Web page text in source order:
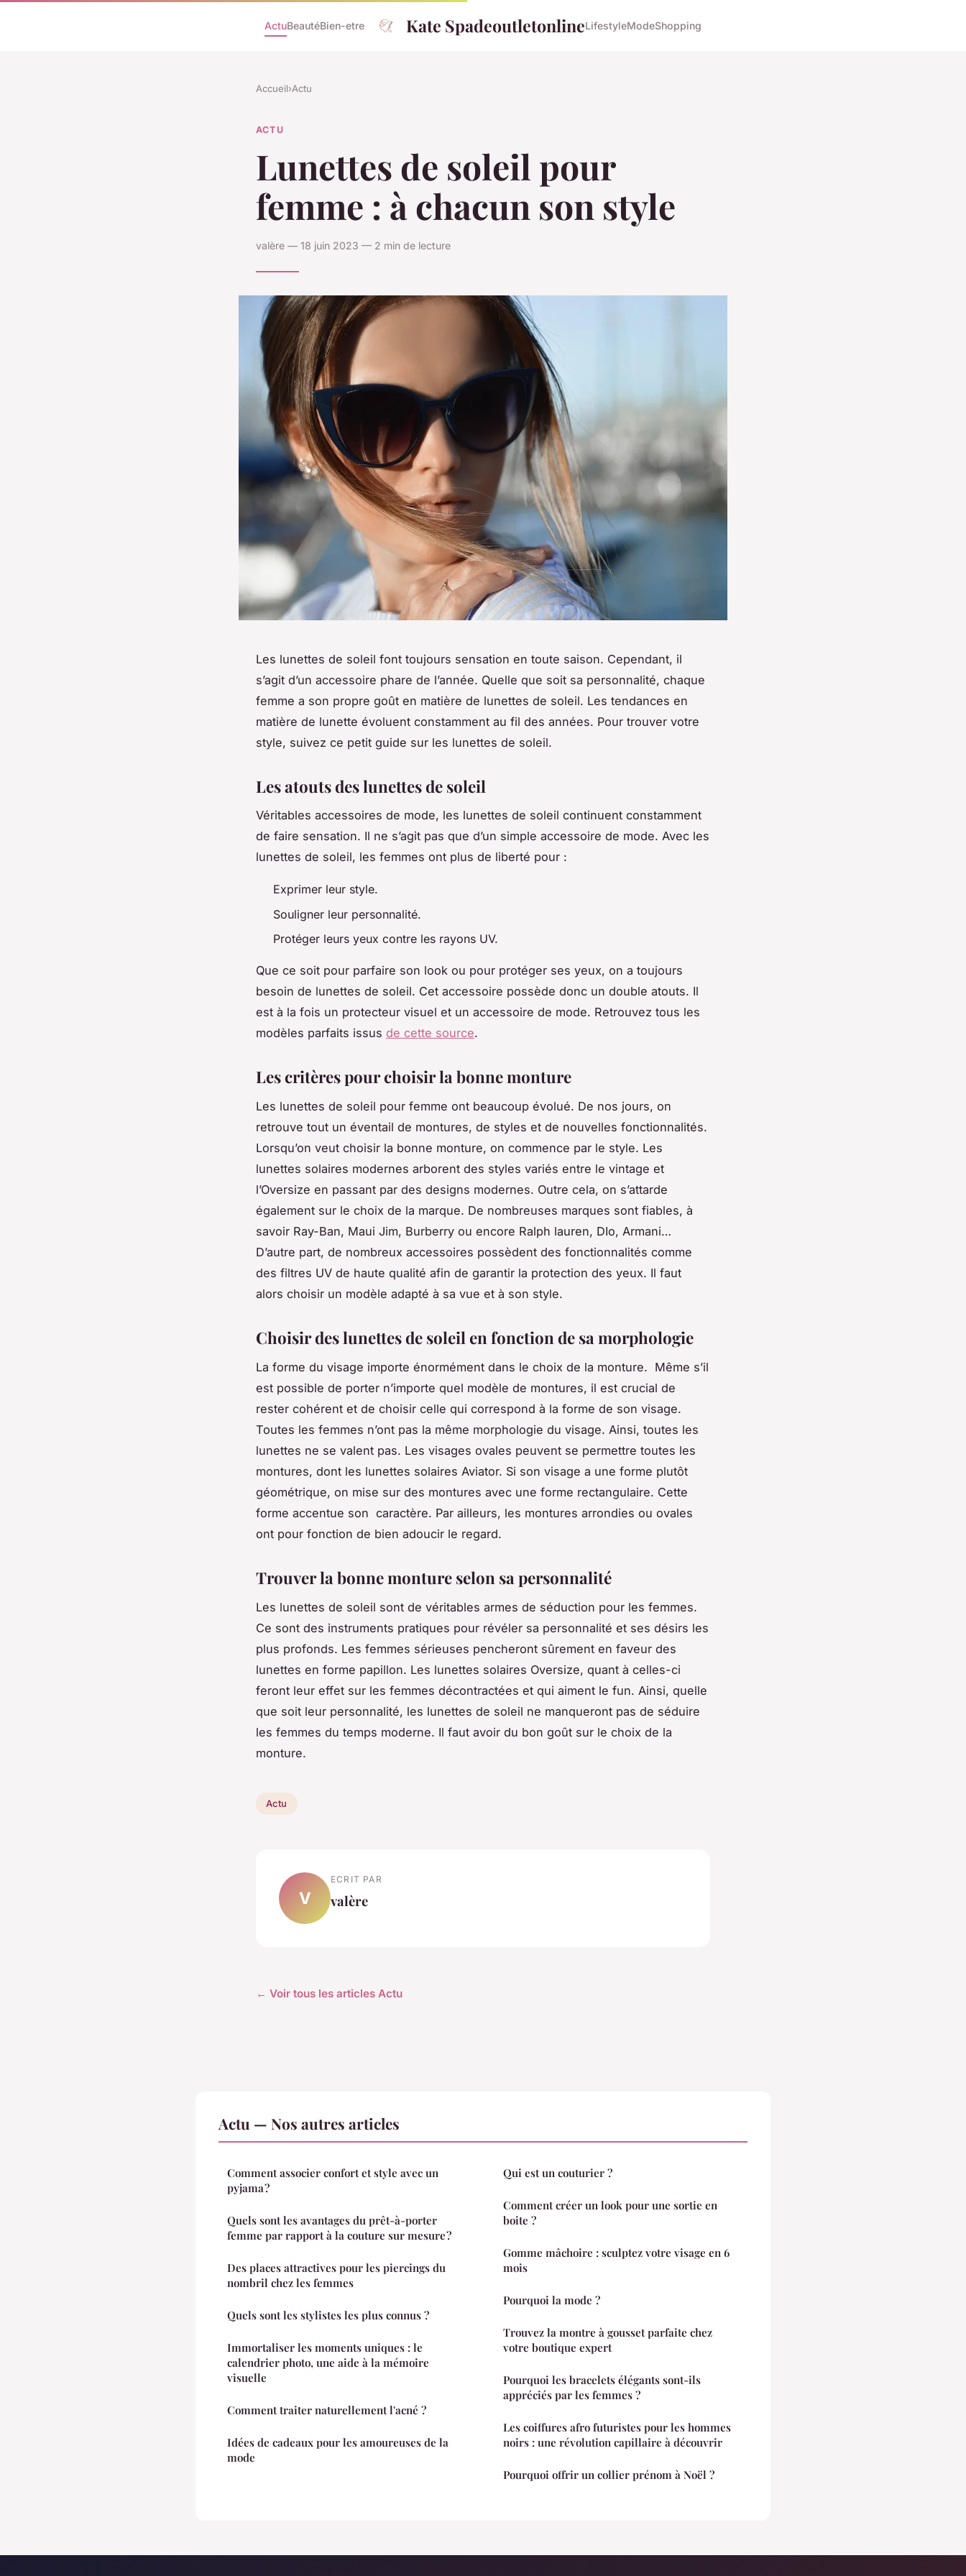
ActuBeautéBien-etre Kate SpadeoutletonlineLifestyleModeShopping
Accueil›Actu
ACTU
Lunettes de soleil pour
femme : à chacun son style
valère — 18 juin 2023 — 2 min de lecture
Les lunettes de soleil font toujours sensation en toute saison. Cependant, il
s’agit d’un accessoire phare de l’année. Quelle que soit sa personnalité, chaque
femme a son propre goût en matière de lunettes de soleil. Les tendances en
matière de lunette évoluent constamment au fil des années. Pour trouver votre
style, suivez ce petit guide sur les lunettes de soleil.
Les atouts des lunettes de soleil
Véritables accessoires de mode, les lunettes de soleil continuent constamment
de faire sensation. Il ne s’agit pas que d’un simple accessoire de mode. Avec les
lunettes de soleil, les femmes ont plus de liberté pour :
Exprimer leur style.
Souligner leur personnalité.
Protéger leurs yeux contre les rayons UV.
Que ce soit pour parfaire son look ou pour protéger ses yeux, on a toujours
besoin de lunettes de soleil. Cet accessoire possède donc un double atouts. Il
est à la fois un protecteur visuel et un accessoire de mode. Retrouvez tous les
modèles parfaits issus de cette source.
Les critères pour choisir la bonne monture
Les lunettes de soleil pour femme ont beaucoup évolué. De nos jours, on
retrouve tout un éventail de montures, de styles et de nouvelles fonctionnalités.
Lorsqu’on veut choisir la bonne monture, on commence par le style. Les
lunettes solaires modernes arborent des styles variés entre le vintage et
l’Oversize en passant par des designs modernes. Outre cela, on s’attarde
également sur le choix de la marque. De nombreuses marques sont fiables, à
savoir Ray-Ban, Maui Jim, Burberry ou encore Ralph lauren, DIo, Armani…
D’autre part, de nombreux accessoires possèdent des fonctionnalités comme
des filtres UV de haute qualité afin de garantir la protection des yeux. Il faut
alors choisir un modèle adapté à sa vue et à son style.
Choisir des lunettes de soleil en fonction de sa morphologie
La forme du visage importe énormément dans le choix de la monture. Même s’il
est possible de porter n’importe quel modèle de montures, il est crucial de
rester cohérent et de choisir celle qui correspond à la forme de son visage.
Toutes les femmes n’ont pas la même morphologie du visage. Ainsi, toutes les
lunettes ne se valent pas. Les visages ovales peuvent se permettre toutes les
montures, dont les lunettes solaires Aviator. Si son visage a une forme plutôt
géométrique, on mise sur des montures avec une forme rectangulaire. Cette
forme accentue son caractère. Par ailleurs, les montures arrondies ou ovales
ont pour fonction de bien adoucir le regard.
Trouver la bonne monture selon sa personnalité
Les lunettes de soleil sont de véritables armes de séduction pour les femmes.
Ce sont des instruments pratiques pour révéler sa personnalité et ses désirs les
plus profonds. Les femmes sérieuses pencheront sûrement en faveur des
lunettes en forme papillon. Les lunettes solaires Oversize, quant à celles-ci
feront leur effet sur les femmes décontractées et qui aiment le fun. Ainsi, quelle
que soit leur personnalité, les lunettes de soleil ne manqueront pas de séduire
les femmes du temps moderne. Il faut avoir du bon goût sur le choix de la
monture.
Actu
V
ECRIT PAR
valère
← Voir tous les articles Actu
Actu — Nos autres articles
Comment associer confort et style avec un
pyjama ?
Quels sont les avantages du prêt-à-porter
femme par rapport à la couture sur mesure ?
Des places attractives pour les piercings du
nombril chez les femmes
Quels sont les stylistes les plus connus ?
Immortaliser les moments uniques : le
calendrier photo, une aide à la mémoire
visuelle
Comment traiter naturellement l'acné ?
Idées de cadeaux pour les amoureuses de la
mode
Qui est un couturier ?
Comment créer un look pour une sortie en
boite ?
Gomme mâchoire : sculptez votre visage en 6
mois
Pourquoi la mode ?
Trouvez la montre à gousset parfaite chez
votre boutique expert
Pourquoi les bracelets élégants sont-ils
appréciés par les femmes ?
Les coiffures afro futuristes pour les hommes
noirs : une révolution capillaire à découvrir
Pourquoi offrir un collier prénom à Noël ?